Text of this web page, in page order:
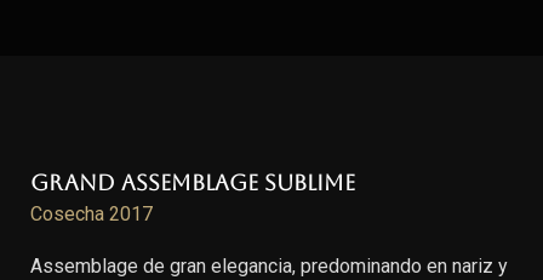
Grand Assemblage Sublime
Cosecha 2017
Assemblage de gran elegancia, predominando en nariz y